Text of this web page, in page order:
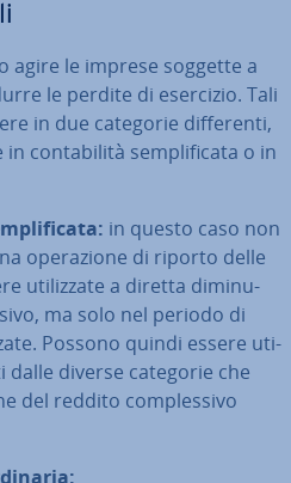
agire le imprese soggette a
le perdite di esercizio. Tali
in due categorie dif­fe­ren­ti,
in con­ta­bi­li­tà sem­pli­fi­ca­ta o in
in questo caso non
ope­ra­zio­ne di riporto delle
uti­liz­za­te a diretta di­mi­nu­
ma solo nel periodo di
Possono quindi essere uti­
diverse categorie che
del reddito com­ples­si­vo